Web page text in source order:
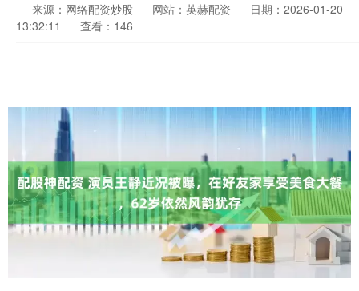
来源：网络配资炒股 网站：英赫配资
日期：2026-01-20
13:32:11
查看：146